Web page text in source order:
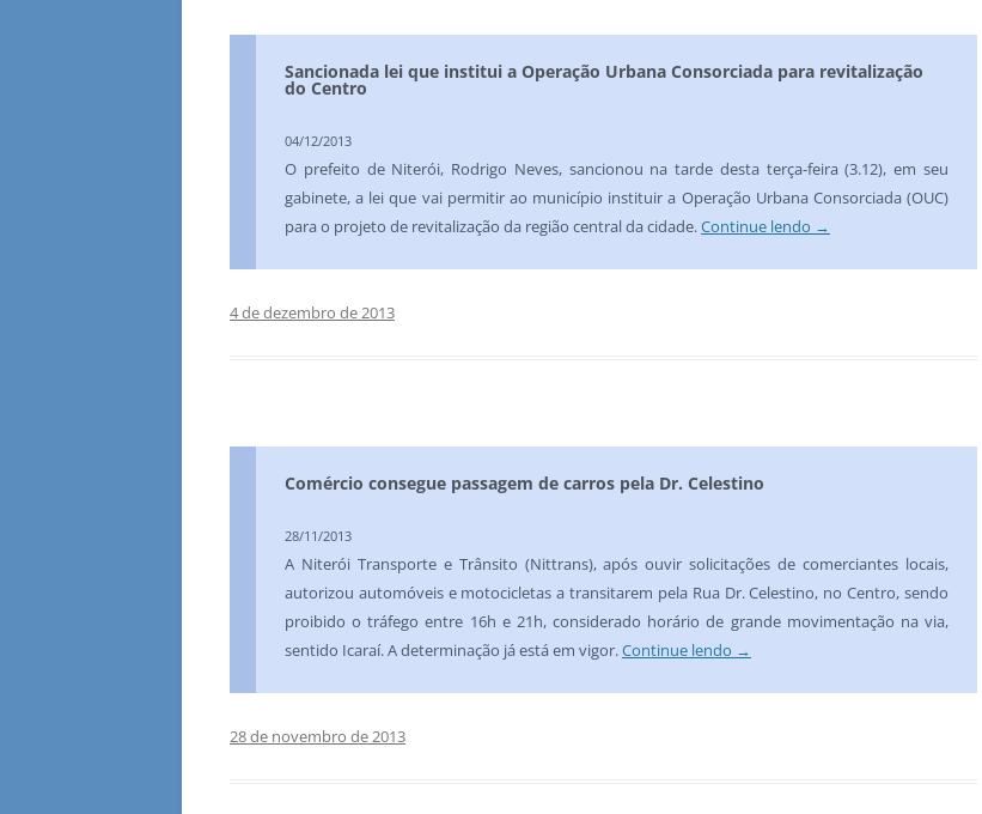
Sancionada lei que institui a Operação Urbana Consorciada para revitalização
do Centro
04/12/2013
O prefeito de Niterói, Rodrigo Neves, sancionou na tarde desta terça-feira (3.12), em seu
gabinete, a lei que vai permitir ao município instituir a Operação Urbana Consorciada (OUC)
para o projeto de revitalização da região central da cidade.Continue lendo →
4 de dezembro de 2013
Comércio consegue passagem de carros pela Dr. Celestino
28/11/2013
A Niterói Transporte e Trânsito (Nittrans), após ouvir solicitações de comerciantes locais,
autorizou automóveis e motocicletas a transitarem pela Rua Dr. Celestino, no Centro, sendo
proibido o tráfego entre 16h e 21h, considerado horário de grande movimentação na via,
sentido Icaraí. A determinação já está em vigor.Continue lendo →
28 de novembro de 2013